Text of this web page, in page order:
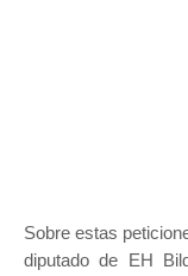
Sobre estas
diputado de EH